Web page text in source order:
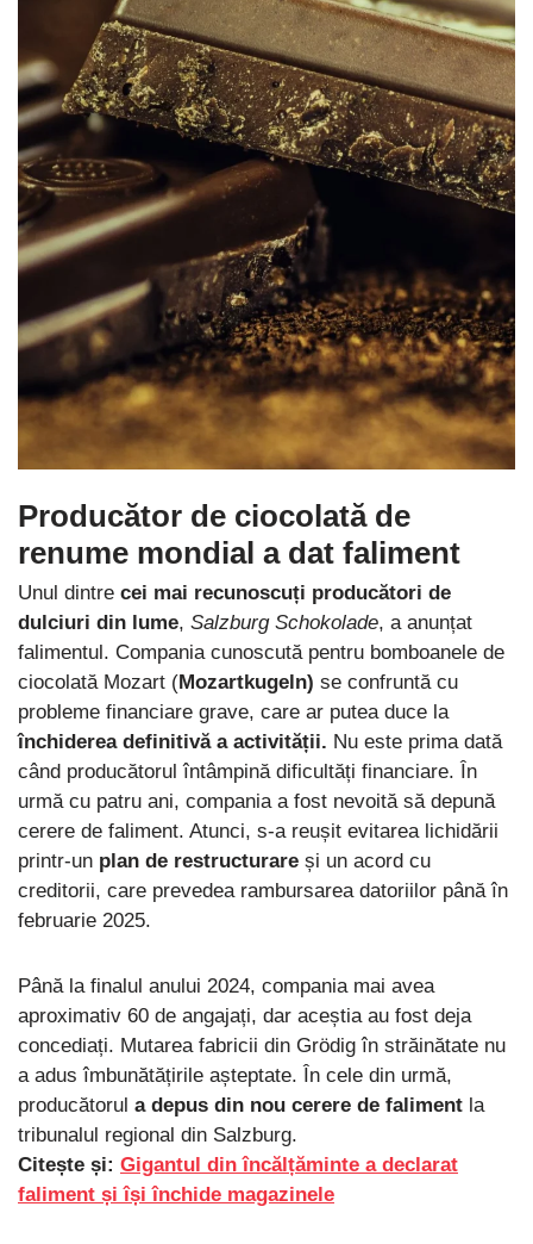
Producător de ciocolată de
renume mondial a dat faliment
Unul dintre cei mai recunoscuți producători de
dulciuri din lume, Salzburg Schokolade, a anunțat
falimentul. Compania cunoscută pentru bomboanele de
ciocolată Mozart (Mozartkugeln) se confruntă cu
probleme financiare grave, care ar putea duce la
închiderea definitivă a activității. Nu este prima dată
când producătorul întâmpină dificultăți financiare. În
urmă cu patru ani, compania a fost nevoită să depună
cerere de faliment. Atunci, s-a reușit evitarea lichidării
printr-un plan de restructurare și un acord cu
creditorii, care prevedea rambursarea datoriilor până în
februarie 2025.
Până la finalul anului 2024, compania mai avea
aproximativ 60 de angajați, dar aceștia au fost deja
concediați. Mutarea fabricii din Grödig în străinătate nu
a adus îmbunătățirile așteptate. În cele din urmă,
producătorul a depus din nou cerere de faliment la
tribunalul regional din Salzburg.
Citește și: Gigantul din încălțăminte a declarat
faliment și își închide magazinele